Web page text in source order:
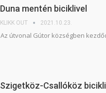
Duna mentén biciklivel
KLIKK OUT 2021.10.23.
Az útvonal Gútor községben
Szigetköz-Csallóköz